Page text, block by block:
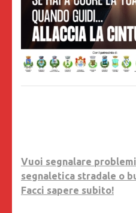
Vuoi segnalare
segnaletica stradale o
Facci sapere subito!